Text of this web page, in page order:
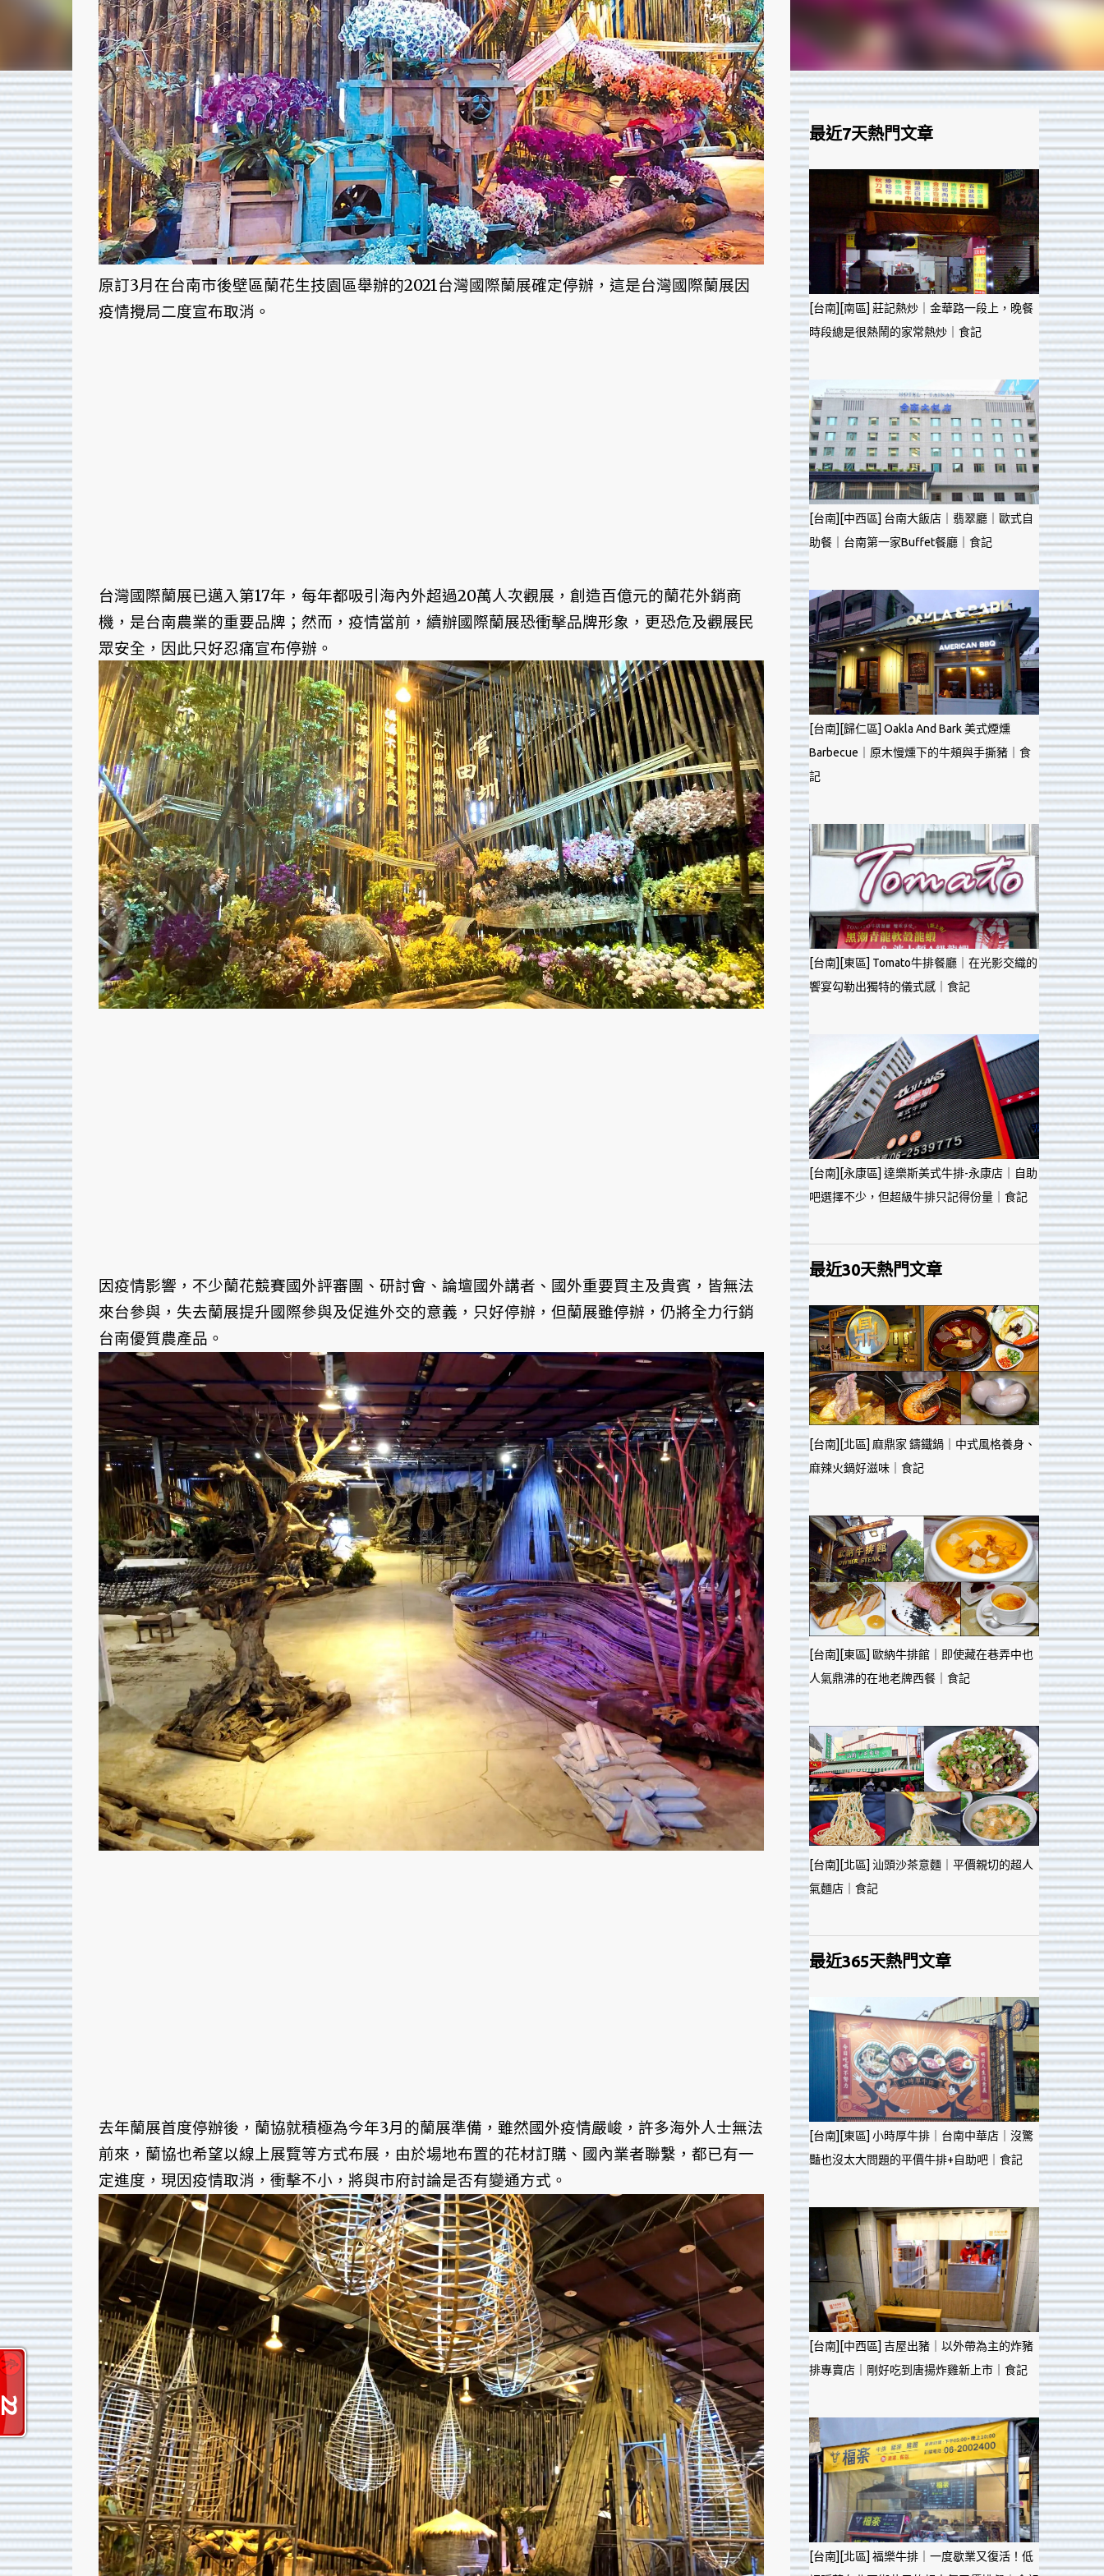
原訂3月在台南市後壁區蘭花生技園區舉辦的2021台灣國際蘭展確定停辦，這是台灣國際蘭展因
疫情攪局二度宣布取消。
台灣國際蘭展已邁入第17年，每年都吸引海內外超過20萬人次觀展，創造百億元的蘭花外銷商
機，是台南農業的重要品牌；然而，疫情當前，續辦國際蘭展恐衝擊品牌形象，更恐危及觀展民
眾安全，因此只好忍痛宣布停辦。
因疫情影響，不少蘭花競賽國外評審團、研討會、論壇國外講者、國外重要買主及貴賓，皆無法
來台參與，失去蘭展提升國際參與及促進外交的意義，只好停辦，但蘭展雖停辦，仍將全力行銷
台南優質農產品。
去年蘭展首度停辦後，蘭協就積極為今年3月的蘭展準備，雖然國外疫情嚴峻，許多海外人士無法
前來，蘭協也希望以線上展覽等方式布展，由於場地布置的花材訂購、國內業者聯繫，都已有一
定進度，現因疫情取消，衝擊不小，將與市府討論是否有變通方式。
最近7天熱門文章
[台南][南區] 莊記熱炒｜金華路一段上，晚餐
時段總是很熱鬧的家常熱炒｜食記
[台南][中西區] 台南大飯店｜翡翠廳｜歐式自
助餐｜台南第一家Buffet餐廳｜食記
[台南][歸仁區] Oakla And Bark 美式煙燻
Barbecue｜原木慢燻下的牛頰與手撕豬｜食
記
[台南][東區] Tomato牛排餐廳｜在光影交織的
饗宴勾勒出獨特的儀式感｜食記
[台南][永康區] 達樂斯美式牛排-永康店｜自助
吧選擇不少，但超級牛排只記得份量｜食記
最近30天熱門文章
[台南][北區] 麻鼎家 鑄鐵鍋｜中式風格養身、
麻辣火鍋好滋味｜食記
[台南][東區] 歐納牛排館｜即使藏在巷弄中也
人氣鼎沸的在地老牌西餐｜食記
[台南][北區] 汕頭沙茶意麵｜平價親切的超人
氣麵店｜食記
最近365天熱門文章
[台南][東區] 小時厚牛排｜台南中華店｜沒驚
豔也沒太大問題的平價牛排+自助吧｜食記
[台南][中西區] 吉屋出豬｜以外帶為主的炸豬
排專賣店｜剛好吃到唐揚炸雞新上市｜食記
[台南][北區] 福樂牛排｜一度歇業又復活！低